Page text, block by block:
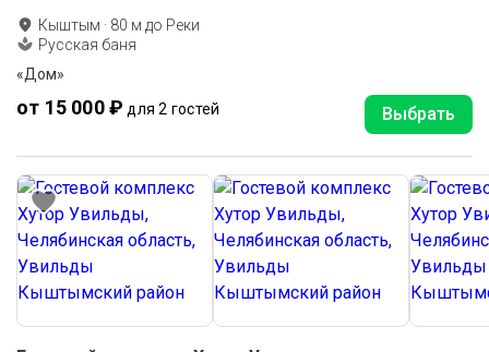
Кыштым · 80 м до Реки
Русская баня
«Дом»
от 15 000 ₽ для 2 гостей Выбрать